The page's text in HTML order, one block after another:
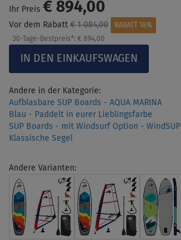
Ihr Preis € 894,00
Vor dem Rabatt € 1 084,00
RABATT 18%
30-Tage-Bestpreis*: € 894,00
Andere in der Kategorie:
Aufblasbare SUP Boards - AQUA MARINA
Blau - Paddelt in eurer Lieblingsfarbe
SUP Boards - mit Windsurf Option - WindSUP
Klassische Segel
Andere Varianten: